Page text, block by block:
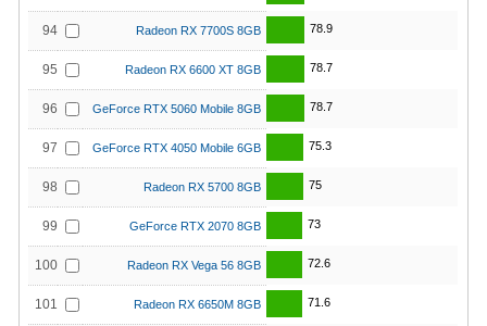
94 Radeon RX 7700S 8GB 78.9
95 Radeon RX 6600 XT 8GB 78.7
96 GeForce RTX 5060 Mobile 8GB 78.7
97 GeForce RTX 4050 Mobile 6GB 75.3
98 Radeon RX 5700 8GB 75
99 GeForce RTX 2070 8GB 73
100 Radeon RX Vega 56 8GB 72.6
101 Radeon RX 6650M 8GB 71.6